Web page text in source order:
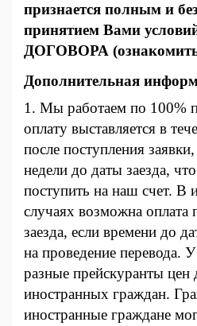
признается полным и
принятием Вами
ДОГОВОРА
Дополнительная
1. Мы работаем по 100%
оплату выставляется в
после поступления
недели до даты заезда,
поступить на наш счет. В
случаях возможна оплата
заезда, если времени до
на проведение перевода.
разные прейскуранты
иностранных граждан.
иностранные граждане